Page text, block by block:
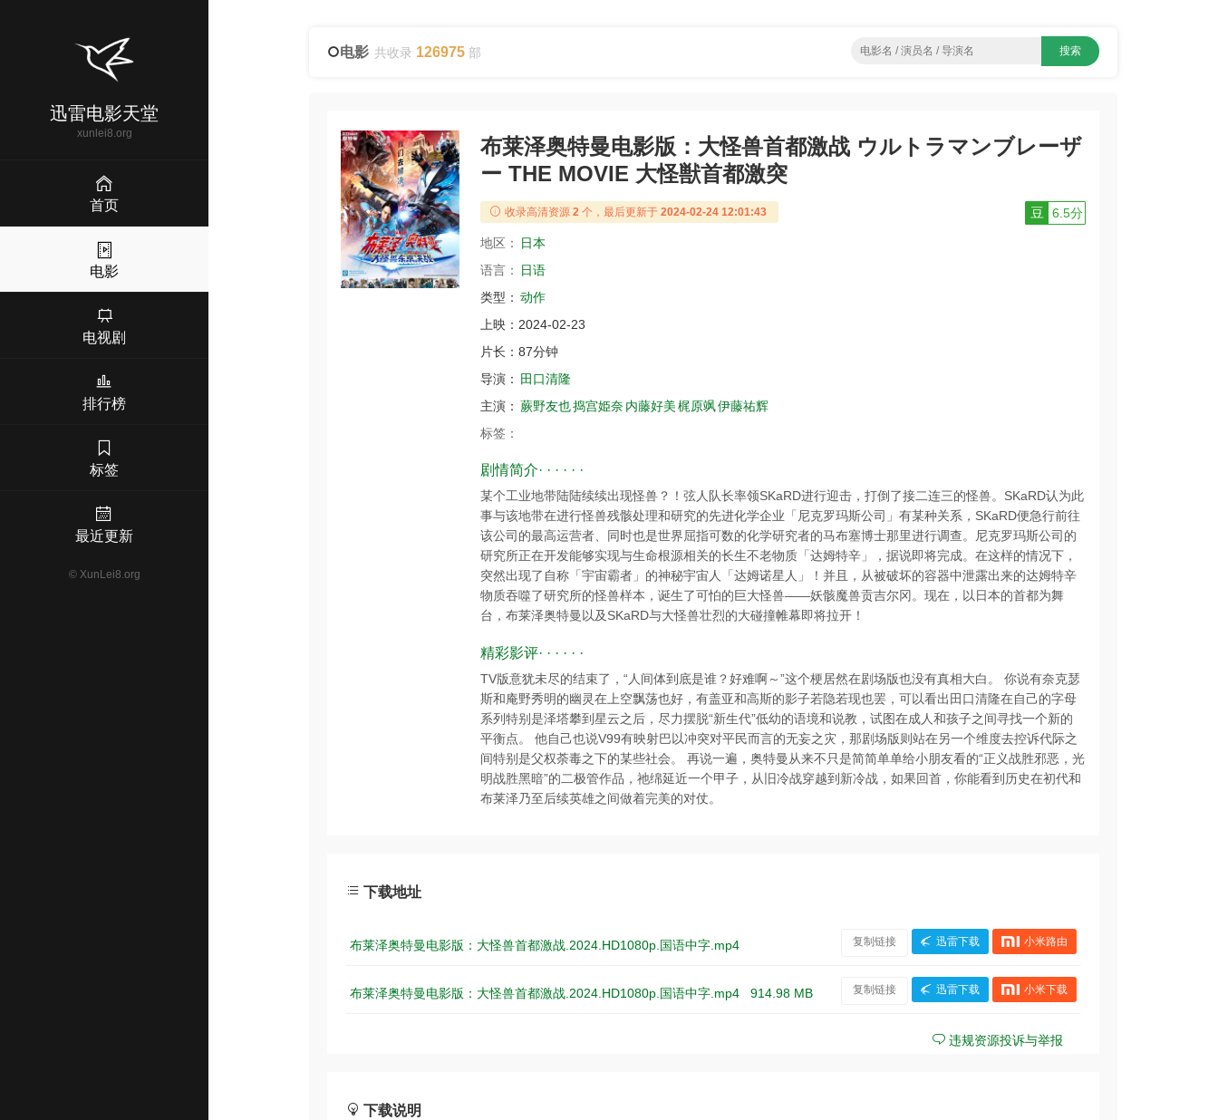
迅雷电影天堂
xunlei8.org
首页
电影
电视剧
排行榜
标签
最近更新
© XunLei8.org
电影 共收录 126975 部
布莱泽奥特曼电影版：大怪兽首都激战 ウルトラマンブレーザ
ー THE MOVIE 大怪獣首都激突
豆 6.5分
收录高清资源 2 个，最后更新于 2024-02-24 12:01:43
地区：
日本
语言：
日语
类型： 动作
上映： 2024-02-23
片长： 87分钟
导演：
田口清隆
主演： 蕨野友也捣宫姫奈 内藤好美梶原飒伊藤祐辉
标签：
剧情简介· · · · · ·
某个工业地带陆陆续续出现怪兽？！弦人队长率领SKaRD进行迎击，打倒了接二连三的怪兽。SKaRD认为此
事与该地带在进行怪兽残骸处理和研究的先进化学企业「尼克罗玛斯公司」有某种关系，SKaRD便急行前往
该公司的最高运营者、同时也是世界屈指可数的化学研究者的马布塞博士那里进行调查。尼克罗玛斯公司的
研究所正在开发能够实现与生命根源相关的长生不老物质「达姆特辛」，据说即将完成。在这样的情况下，
突然出现了自称「宇宙霸者」的神秘宇宙人「达姆诺星人」！并且，从被破坏的容器中泄露出来的达姆特辛
物质吞噬了研究所的怪兽样本，诞生了可怕的巨大怪兽——妖骸魔兽贡吉尔冈。现在，以日本的首都为舞
台，布莱泽奥特曼以及SKaRD与大怪兽壮烈的大碰撞帷幕即将拉开！
精彩影评· · · · · ·
TV版意犹未尽的结束了，“人间体到底是谁？好难啊～”这个梗居然在剧场版也没有真相大白。 你说有奈克瑟
斯和庵野秀明的幽灵在上空飘荡也好，有盖亚和高斯的影子若隐若现也罢，可以看出田口清隆在自己的字母
系列特别是泽塔攀到星云之后，尽力摆脱“新生代”低幼的语境和说教，试图在成人和孩子之间寻找一个新的
平衡点。 他自己也说V99有映射巴以冲突对平民而言的无妄之灾，那剧场版则站在另一个维度去控诉代际之
间特别是父权荼毒之下的某些社会。 再说一遍，奥特曼从来不只是简简单单给小朋友看的“正义战胜邪恶，光
明战胜黑暗”的二极管作品，祂绵延近一个甲子，从旧冷战穿越到新冷战，如果回首，你能看到历史在初代和
布莱泽乃至后续英雄之间做着完美的对仗。
下载地址
布莱泽奥特曼电影版：大怪兽首都激战.2024.HD1080p.国语中字.mp4 复制链接 迅雷下载 小米路由
布莱泽奥特曼电影版：大怪兽首都激战.2024.HD1080p.国语中字.mp4914.98 MB 复制链接 迅雷下载 小米下载
违规资源投诉与举报
下载说明